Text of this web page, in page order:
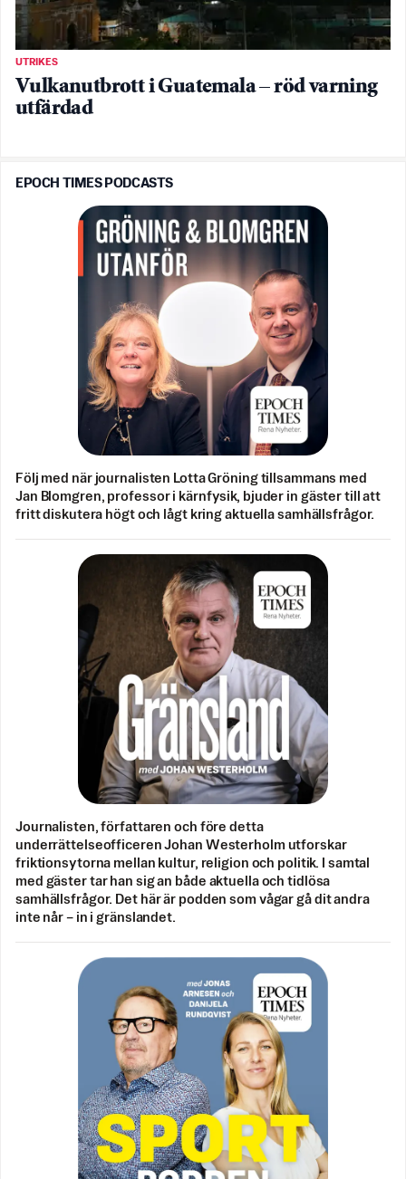
UTRIKES
Vulkanutbrott i Guatemala – röd varning
utfärdad
EPOCH TIMES PODCASTS
Följ med när journalisten Lotta Gröning tillsammans med
Jan Blomgren, professor i kärnfysik, bjuder in gäster till att
fritt diskutera högt och lågt kring aktuella samhällsfrågor.
Journalisten, författaren och före detta
underrättelseofficeren Johan Westerholm utforskar
friktionsytorna mellan kultur, religion och politik. I samtal
med gäster tar han sig an både aktuella och tidlösa
samhällsfrågor. Det här är podden som vågar gå dit andra
inte når – in i gränslandet.